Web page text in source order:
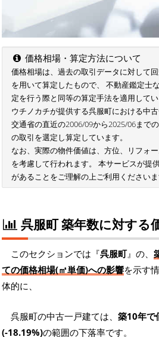
価格相場・算定方法について
価格相場は、過去の取引データに対して
を用いて算定したもので、 不動産鑑定士
定を行う際と同等の算定手法を適用してい
ウチノカチが提供する呉服町における中
交通省の直近の2006/09から2025/06まで
の取引を選定し算定しています。
なお、実際の物件価値は、方位、リフォ
を考慮して行われます。 本サービスが提
があることをご理解の上ご利用くださいま
呉服町 築年数に対する
このセクションでは『呉服町』の、
ての価格相場(㎡単価)への影響を示す
体的に、
呉服町の中古一戸建ては、 築10年で
(-18.19%)の範囲の下落率です。